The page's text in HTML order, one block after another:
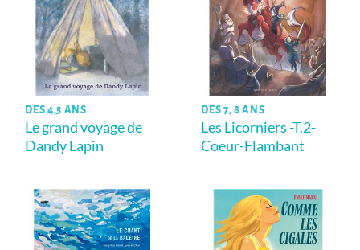
DÈS 4,5 ANS
Le grand voyage de
Dandy Lapin
DÈS 7, 8 ANS
Les Licorniers -T.2-
Coeur-Flambant